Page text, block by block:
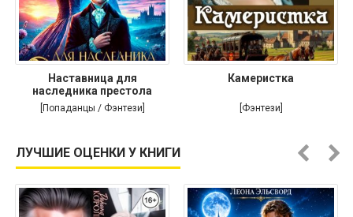
Наставница для
наследника престола
[Попаданцы / Фэнтези]
Камеристка
[Фэнтези]
ЛУЧШИЕ ОЦЕНКИ У КНИГИ